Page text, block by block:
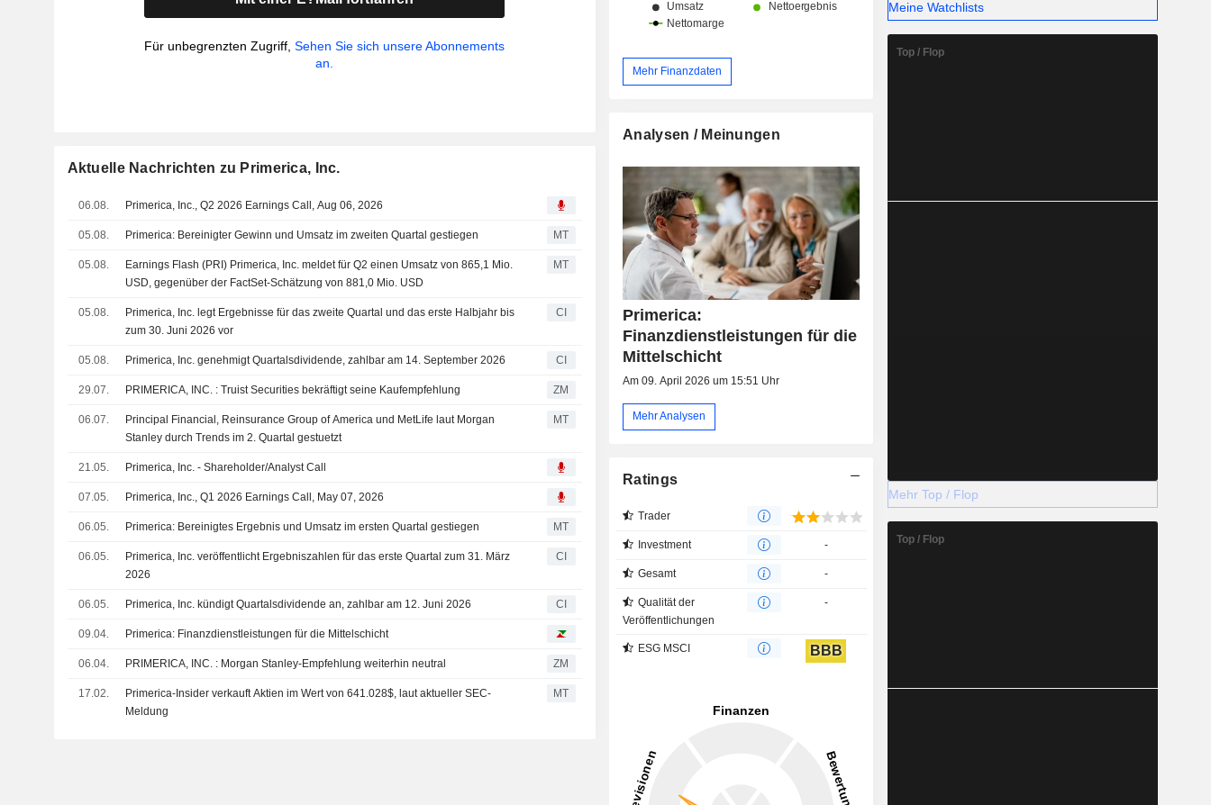
Für unbegrenzten Zugriff,Sehen Sie sich unsere Abonnements
an.
Aktuelle Nachrichten zu Primerica, Inc.
06.08. Primerica, Inc., Q2 2026 Earnings Call, Aug 06, 2026
05.08. Primerica: Bereinigter Gewinn und Umsatz im zweiten Quartal gestiegen MT
05.08.
Earnings Flash (PRI) Primerica, Inc. meldet für Q2 einen Umsatz von 865,1 Mio.
USD, gegenüber der FactSet-Schätzung von 881,0 Mio. USD
MT
05.08.
Primerica, Inc. legt Ergebnisse für das zweite Quartal und das erste Halbjahr bis
zum 30. Juni 2026 vor
CI
05.08. Primerica, Inc. genehmigt Quartalsdividende, zahlbar am 14. September 2026 CI
29.07. PRIMERICA, INC. : Truist Securities bekräftigt seine Kaufempfehlung ZM
06.07.
Principal Financial, Reinsurance Group of America und MetLife laut Morgan
Stanley durch Trends im 2. Quartal gestuetzt
MT
21.05. Primerica, Inc. - Shareholder/Analyst Call
07.05. Primerica, Inc., Q1 2026 Earnings Call, May 07, 2026
06.05. Primerica: Bereinigtes Ergebnis und Umsatz im ersten Quartal gestiegen MT
06.05.
Primerica, Inc. veröffentlicht Ergebniszahlen für das erste Quartal zum 31. März
2026
CI
06.05. Primerica, Inc. kündigt Quartalsdividende an, zahlbar am 12. Juni 2026 CI
09.04. Primerica: Finanzdienstleistungen für die Mittelschicht
06.04. PRIMERICA, INC. : Morgan Stanley-Empfehlung weiterhin neutral ZM
17.02.
Primerica-Insider verkauft Aktien im Wert von 641.028$, laut aktueller SEC-
Meldung
MT
Mehr Finanzdaten
Analysen / Meinungen
Primerica:
Finanzdienstleistungen für die
Mittelschicht
Am 09. April 2026 um 15:51 Uhr
Mehr Analysen
Ratings
Trader
Investment -
Gesamt -
Qualität der
Veröffentlichungen
-
ESG MSCI BBB
Meine Watchlists
Top / Flop
Mehr Top / Flop
Top / Flop